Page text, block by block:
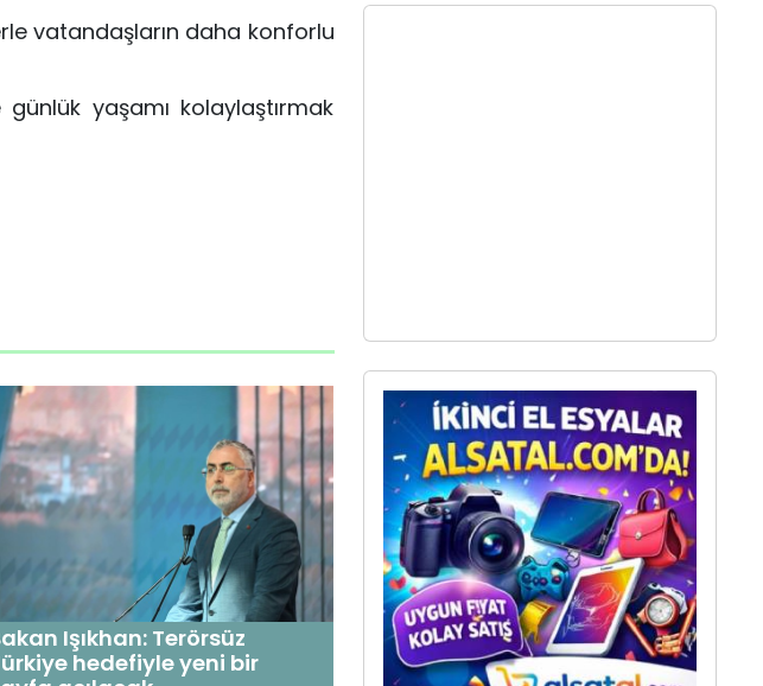
vatandaşların daha konforlu
yaşamı kolaylaştırmak
Işıkhan: Terörsüz
hedefiyle yeni bir